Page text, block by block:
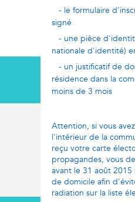
- le formulaire
signé
- une pièce
nationale d'identité)
- un justificatif de
résidence dans la
moins de 3 mois
Attention, si vous
l'intérieur de la
reçu votre carte
propagandes, vous
avant le 31 août
de domicile afin
radiation sur la liste